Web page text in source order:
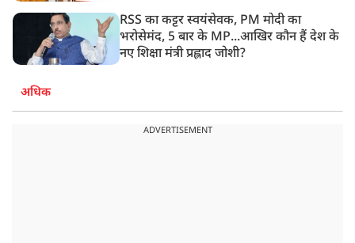
RSS का कट्टर स्वयंसेवक, PM मोदी का
भरोसेमंद, 5 बार के MP...आखिर कौन हैं देश के
नए शिक्षा मंत्री प्रह्लाद जोशी?
अधिक
ADVERTISEMENT